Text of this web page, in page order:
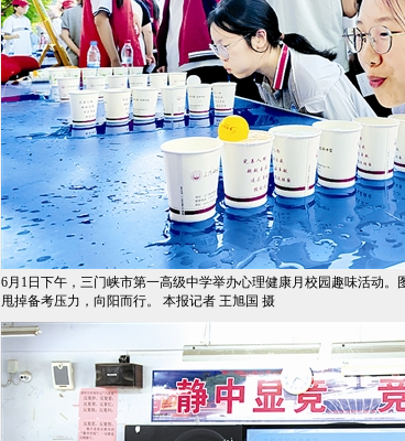
6月1日下午，三门峡市第一高级中学举办心理健康月校园趣味活动
甩掉备考压力，向阳而行。 本报记者 王旭国 摄